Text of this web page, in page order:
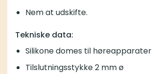
Nem at udskifte.
Tekniske data:
Silikone domes til høreapparater
Tilslutningsstykke 2 mm ø